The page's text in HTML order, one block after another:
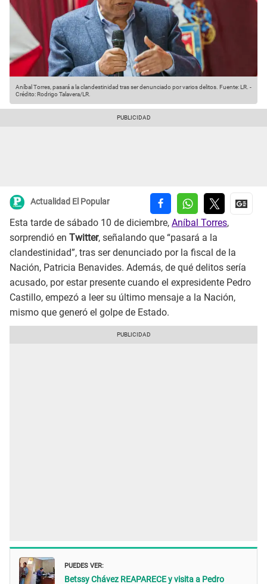
Aníbal Torres, pasará a la clandestinidad tras ser denunciado por varios delitos. Fuente: LR. -
Crédito: Rodrigo Talavera/LR.
Actualidad El Popular
Esta tarde de sábado 10 de diciembre, Aníbal Torres,
sorprendió en Twitter, señalando que “pasará a la
clandestinidad”, tras ser denunciado por la fiscal de la
Nación, Patricia Benavides. Además, de qué delitos sería
acusado, por estar presente cuando el expresidente Pedro
Castillo, empezó a leer su último mensaje a la Nación,
mismo que generó el golpe de Estado.
PUEDES VER:
Betssy Chávez REAPARECE y visita a Pedro